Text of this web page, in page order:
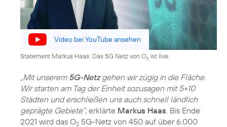
Video bei YouTube ansehen
Statement Markus Haas: Das 5G Netz von O2 ist live
„Mit unserem 5G-Netzgehen wir zügig in die Fläche.
Wir starten am Tag der Einheit sozusagen mit 5+10
Städten und erschließen uns auch schnell ländlich
geprägte Gebiete“, erklärte Markus Haas . Bis Ende
2021 wird das O2 5G-Netz von 450 auf über 6.000